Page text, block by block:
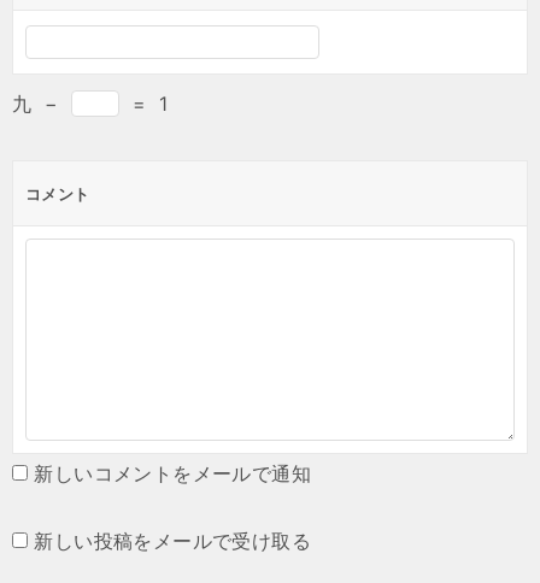
九 − = 1
コメント
新しいコメントをメールで通知
新しい投稿をメールで受け取る